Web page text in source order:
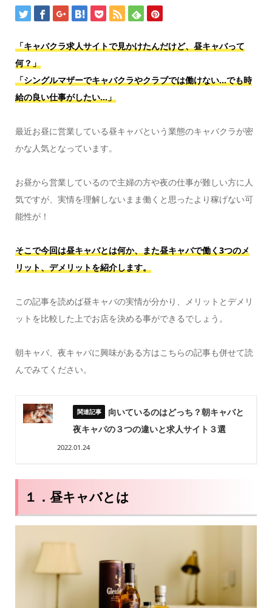
「キャバクラ求人サイトで見かけたんだけど、昼キャバって
何？」
「シングルマザーでキャバクラやクラブでは働けない…でも時
給の良い仕事がしたい…」
最近お昼に営業している昼キャバという業態のキャバクラが密
かな人気となっています。
お昼から営業しているので主婦の方や夜の仕事が難しい方に人
気ですが、実情を理解しないまま働くと思ったより稼げない可
能性が！
そこで今回は昼キャバとは何か、また昼キャバで働く3つのメ
リット、デメリットを紹介します。
この記事を読めば昼キャバの実情が分かり、メリットとデメリ
ットを比較した上でお店を決める事ができるでしょう。
朝キャバ、夜キャバに興味がある方はこちらの記事も併せて読
んでみてください。
向いているのはどっち？朝キャバと
夜キャバの３つの違いと求人サイト３選
2022.01.24
１．昼キャバとは